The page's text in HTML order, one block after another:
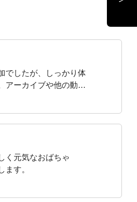
でしたが、しっかり体
アーカイブや他の動画
みようと思います。
く元気なおばちゃ
ます。